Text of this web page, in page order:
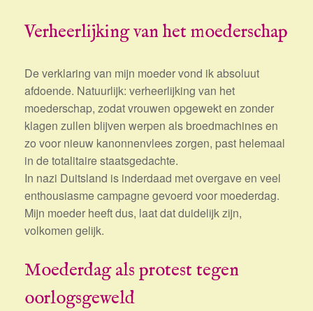
Verheerlijking van het moederschap
De verklaring van mijn moeder vond ik absoluut
afdoende. Natuurlijk: verheerlijking van het
moederschap, zodat vrouwen opgewekt en zonder
klagen zullen blijven werpen als broedmachines en
zo voor nieuw kanonnenvlees zorgen, past helemaal
in de totalitaire staatsgedachte.
In nazi Duitsland is inderdaad met overgave en veel
enthousiasme campagne gevoerd voor moederdag.
Mijn moeder heeft dus, laat dat duidelijk zijn,
volkomen gelijk.
Moederdag als protest tegen
oorlogsgeweld